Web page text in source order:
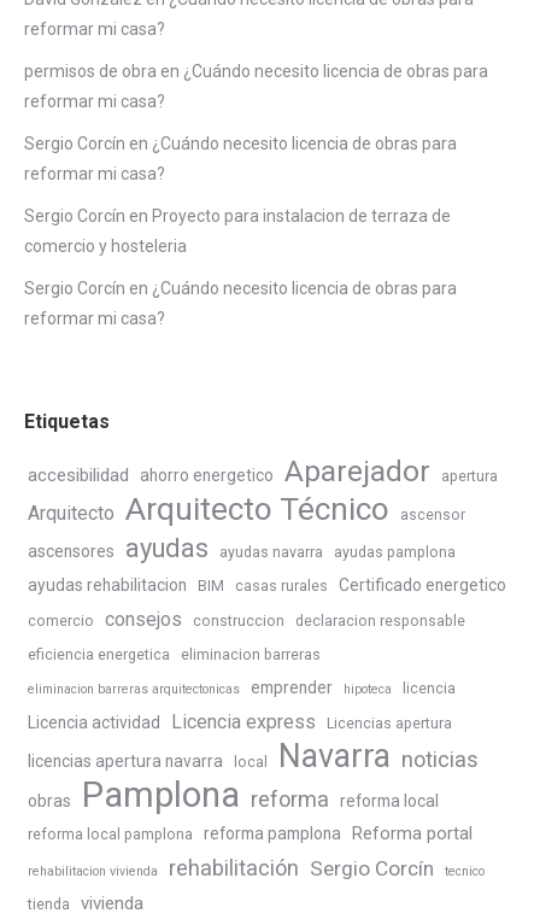
reformar mi casa?
permisos de obra en ¿Cuándo necesito licencia de obras para
reformar mi casa?
Sergio Corcín en ¿Cuándo necesito licencia de obras para
reformar mi casa?
Sergio Corcín en Proyecto para instalacion de terraza de
comercio y hosteleria
Sergio Corcín en ¿Cuándo necesito licencia de obras para
reformar mi casa?
Etiquetas
accesibilidad ahorro energetico Aparejador apertura
Arquitecto Arquitecto Técnico ascensor
ascensores ayudas ayudas navarra ayudas pamplona
ayudas rehabilitacion BIM casas rurales Certificado energetico
comercio consejos construccion
declaracion responsable
eficiencia energetica
eliminacion barreras
eliminacion barreras arquitectonicas emprender hipoteca licencia
Licencia actividad Licencia express Licencias apertura
licencias apertura navarra local Navarra noticias
obras Pamplona reforma reforma local
reforma local pamplona reforma pamplona Reforma portal
rehabilitacion vivienda rehabilitación Sergio Corcín tecnico
tienda vivienda